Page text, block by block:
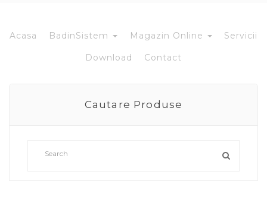
Acasa BadinSistem Magazin Online Servicii
Download Contact
Cautare Produse